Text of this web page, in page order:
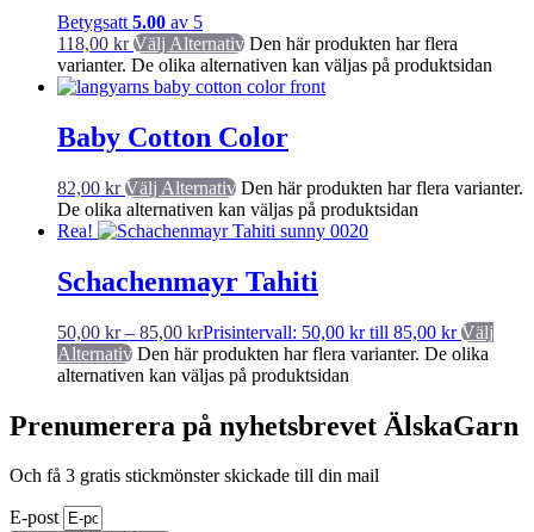
Betygsatt 5.00 av 5
118,00 kr Välj Alternativ Den här produkten har flera
varianter. De olika alternativen kan väljas på produktsidan
Baby Cotton Color
82,00 kr Välj Alternativ Den här produkten har flera varianter.
De olika alternativen kan väljas på produktsidan
Rea!
Schachenmayr Tahiti
50,00 kr – 85,00 krPrisintervall: 50,00 kr till 85,00 kr Välj
Alternativ Den här produkten har flera varianter. De olika
alternativen kan väljas på produktsidan
Prenumerera på nyhetsbrevet ÄlskaGarn
Och få 3 gratis stickmönster skickade till din mail
E-post